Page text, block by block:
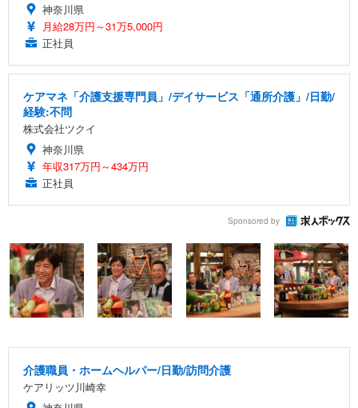
神奈川県
月給28万円～31万5,000円
正社員
ケアマネ「介護支援専門員」/デイサービス「通所介護」/日勤/
経験:不問
株式会社ツクイ
神奈川県
年収317万円～434万円
正社員
Sponsored by
介護職員・ホームヘルパー/日勤/訪問介護
ケアリッツ川崎幸